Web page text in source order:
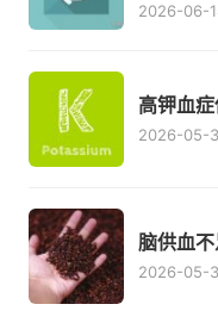
2026-06-
高钾血
2026-05-
脑供血
2026-05-